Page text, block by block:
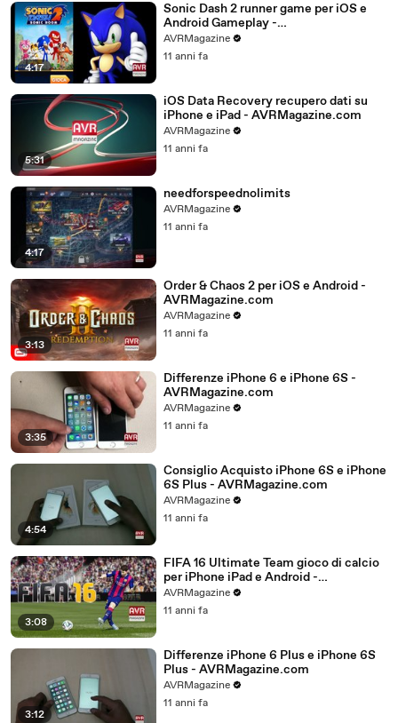
4:17
Sonic Dash 2 runner game per iOS e
Android Gameplay -
AVRMagazine.com
AVRMagazine
11 anni fa
5:31
iOS Data Recovery recupero dati su
iPhone e iPad - AVRMagazine.com
AVRMagazine
11 anni fa
4:17
needforspeednolimits
AVRMagazine
11 anni fa
3:13
Order & Chaos 2 per iOS e Android -
AVRMagazine.com
AVRMagazine
11 anni fa
3:35
Differenze iPhone 6 e iPhone 6S -
AVRMagazine.com
AVRMagazine
11 anni fa
4:54
Consiglio Acquisto iPhone 6S e iPhone
6S Plus - AVRMagazine.com
AVRMagazine
11 anni fa
3:08
FIFA 16 Ultimate Team gioco di calcio
per iPhone iPad e Android -
AVRMagazine.com
AVRMagazine
11 anni fa
3:12
Differenze iPhone 6 Plus e iPhone 6S
Plus - AVRMagazine.com
AVRMagazine
11 anni fa